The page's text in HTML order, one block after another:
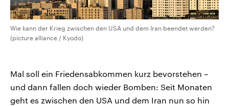
Wie kann der Krieg zwischen den USA und dem Iran beendet werden?
(picture alliance / Kyodo)
Mal soll ein Friedensabkommen kurz bevorstehen –
und dann fallen doch wieder Bomben: Seit Monaten
geht es zwischen den USA und dem Iran nun so hin